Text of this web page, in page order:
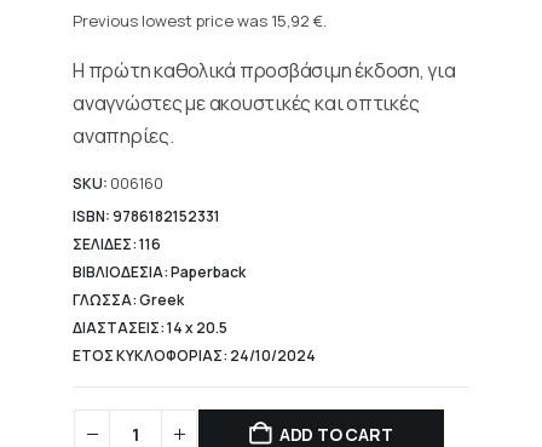
19,90 €.
price
15,92 €.
Previous lowest price was 15,92 €.
Η πρώτη καθολικά προσβάσιμη έκδοση, για
αναγνώστες με ακουστικές και οπτικές
αναπηρίες.
SKU: 006160
ISBN: 9786182152331
ΣΕΛΙΔΕΣ: 116
ΒΙΒΛΙΟΔΕΣΙΑ: Paperback
ΓΛΩΣΣΑ: Greek
ΔΙΑΣΤΑΣΕΙΣ: 14 x 20.5
ΕΤΟΣ ΚΥΚΛΟΦΟΡΙΑΣ: 24/10/2024
ADD TO CART